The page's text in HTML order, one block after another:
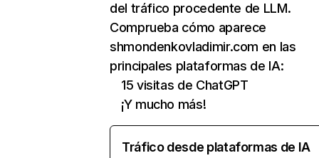
del tráfico procedente de LLM.
Comprueba cómo aparece
shmondenkovladimir.com en las
principales plataformas de IA:
15 visitas de ChatGPT
¡Y mucho más!
Tráfico desde plataformas de IA